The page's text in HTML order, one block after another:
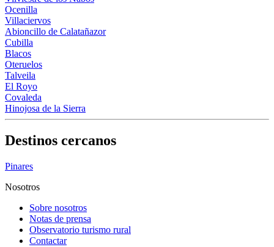
Ocenilla
Villaciervos
Abioncillo de Calatañazor
Cubilla
Blacos
Oteruelos
Talveila
El Royo
Covaleda
Hinojosa de la Sierra
Destinos cercanos
Pinares
Nosotros
Sobre nosotros
Notas de prensa
Observatorio turismo rural
Contactar